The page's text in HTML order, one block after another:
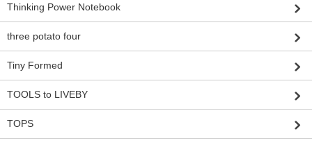
Thinking Power Notebook
three potato four
Tiny Formed
TOOLS to LIVEBY
TOPS